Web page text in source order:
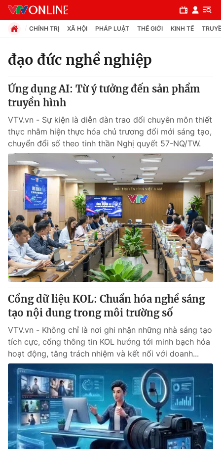
Chuyên mục
Chính trị
Xã hội
Pháp luật
Thế giới
Tin tức
Thế giới đó đây
Câu chuyện quốc tế
Kinh tế
Tài chính
Thị trường
Góc doanh nghiệp
Dữ liệu và đời sống
Truyền hình
Phim VTV
Hậu trường
Nhân vật
Khán giả
Giải sao mai
Giải trí
Điện ảnh
Âm nhạc
Sao
Đời sống
Du lịch
Làm đẹp
Chất lượng cuộc sống
Giáo dục
Tuyển sinh
Học trực tuyến
Công nghệ
Hitech Công nghệ tương lai
Giao lưu trực tuyến
CHÍNH TRỊ XÃ HỘI PHÁP LUẬT THẾ GIỚI KINH TẾ
đạo đức nghề nghiệp
Ứng dụng AI: Từ ý tưởng đến sản phẩm
truyền hình
VTV.vn - Sự kiện là diễn đàn trao đổi chuyên môn thiết
thực nhằm hiện thực hóa chủ trương đổi mới sáng tạo,
chuyển đổi số theo tinh thần Nghị quyết 57-NQ/TW.
Cổng dữ liệu KOL: Chuẩn hóa nghề sáng
tạo nội dung trong môi trường số
VTV.vn - Không chỉ là nơi ghi nhận những nhà sáng tạo
tích cực, cổng thông tin KOL hướng tới minh bạch hóa
hoạt động, tăng trách nhiệm và kết nối với doanh...